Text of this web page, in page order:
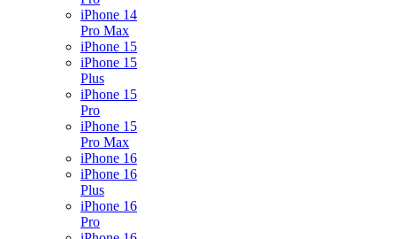
iPhone 14
Pro Max
iPhone 15
iPhone 15
Plus
iPhone 15
Pro
iPhone 15
Pro Max
iPhone 16
iPhone 16
Plus
iPhone 16
Pro